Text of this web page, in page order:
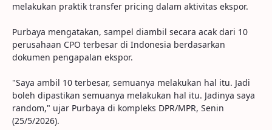
melakukan praktik transfer pricing dalam aktivitas ekspor.
Purbaya mengatakan, sampel diambil secara acak dari 10
perusahaan CPO terbesar di Indonesia berdasarkan
dokumen pengapalan ekspor.
"Saya ambil 10 terbesar, semuanya melakukan hal itu. Jadi
boleh dipastikan semuanya melakukan hal itu. Jadinya saya
random," ujar Purbaya di kompleks DPR/MPR, Senin
(25/5/2026).